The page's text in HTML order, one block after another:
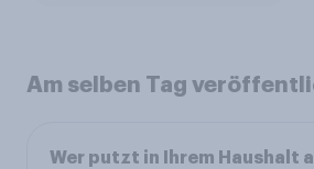
Am selben Tag
Wer putzt in Ihrem Haushalt